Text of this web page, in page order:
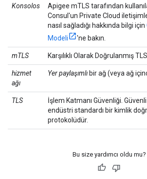
Konsolos
Apigee mTLS tarafından
Consul'un Private Cloud
nasıl sağladığı hakkında bilgi için
Modeli
'ne bakın.
mTLS Karşılıklı Olarak Doğrulanmış TLS.
hizmet
ağı
Yer paylaşımlı bir ağ (veya ağ
TLS
İşlem Katmanı Güvenliği.
endüstri standardı bir kimlik
protokolüdür.
Bu size yardımcı oldu mu?